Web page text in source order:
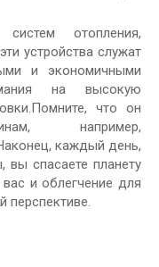
отопления,
устройства служат
и экономичными
на высокую
что он
например,
каждый день,
вы спасаете планету
и облегчение для